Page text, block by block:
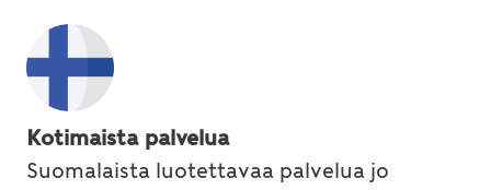
Kotimaista palvelua
Suomalaista luotettavaa palvelua jo